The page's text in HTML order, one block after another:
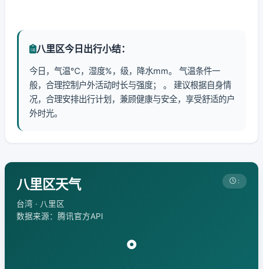
八里区今日出行小结：
今日，气温℃，湿度%，级，降水mm。 气温条件一
般，合理控制户外活动时长与强度； 。 建议根据自身情
况，合理安排出行计划，兼顾健康与安全，享受舒适的户
外时光。
八里区天气
台湾 · 八里区
数据来源：腾讯官方API
:
°